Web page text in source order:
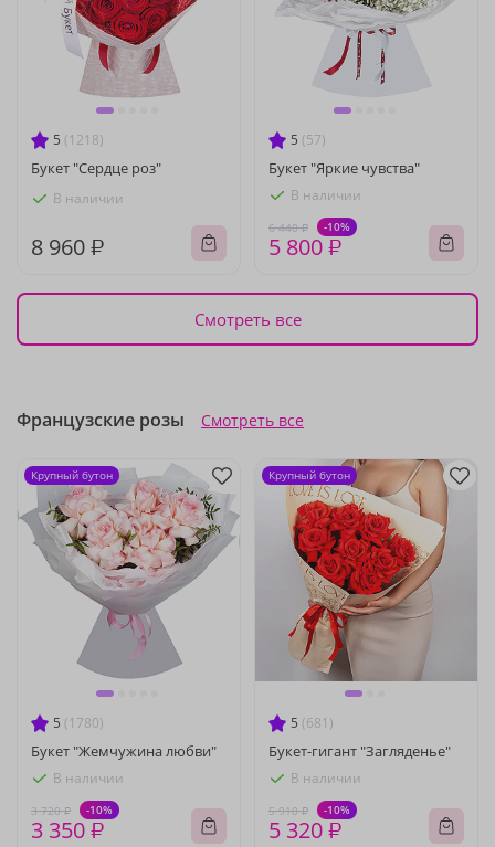
5 (1218)
Букет "Сердце роз"
В наличии
8 960 ₽
5 (57)
Букет "Яркие чувства"
В наличии
6 440 ₽ -10%
5 800 ₽
Смотреть все
Французские розы Смотреть все
5 (1780)
Букет "Жемчужина любви"
В наличии
3 720 ₽ -10%
3 350 ₽
Крупный бутон
5 (681)
Букет-гигант "Загляденье"
В наличии
5 910 ₽ -10%
5 320 ₽
Крупный бутон